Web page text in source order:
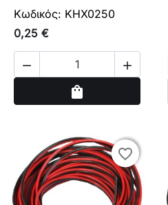
Κωδικός: KHX0250
0,25 €
 
shopping_bag
favorite_border
favorite_border